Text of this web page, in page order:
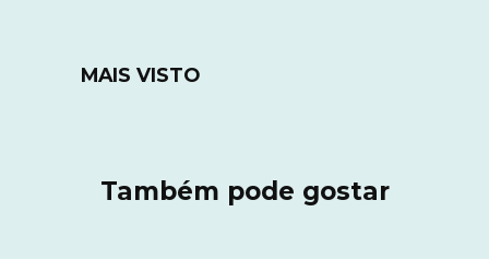
MAIS VISTO
Também pode gostar